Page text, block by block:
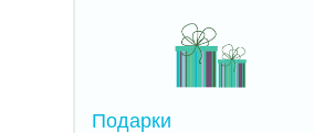
Подарки